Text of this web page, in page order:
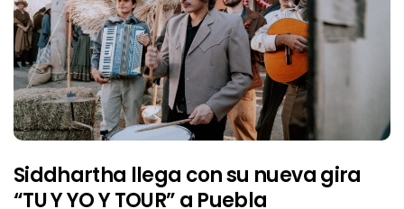
Siddhartha llega con su nueva gira
“TU Y YO Y TOUR” a Puebla